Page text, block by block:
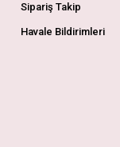
Sipariş Takip
Havale Bildirimleri